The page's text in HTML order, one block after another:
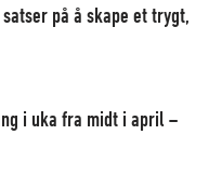
på å skape et trygt,
i uka fra midt i april –